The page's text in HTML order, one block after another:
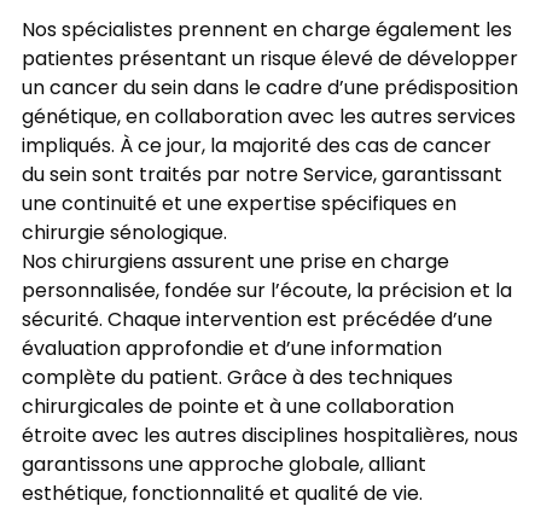
Nos spécialistes prennent en charge également les
patientes présentant un risque élevé de développer
un cancer du sein dans le cadre d’une prédisposition
génétique, en collaboration avec les autres services
impliqués. À ce jour, la majorité des cas de cancer
du sein sont traités par notre Service, garantissant
une continuité et une expertise spécifiques en
chirurgie sénologique.
Nos chirurgiens assurent une prise en charge
personnalisée, fondée sur l’écoute, la précision et la
sécurité. Chaque intervention est précédée d’une
évaluation approfondie et d’une information
complète du patient. Grâce à des techniques
chirurgicales de pointe et à une collaboration
étroite avec les autres disciplines hospitalières, nous
garantissons une approche globale, alliant
esthétique, fonctionnalité et qualité de vie.